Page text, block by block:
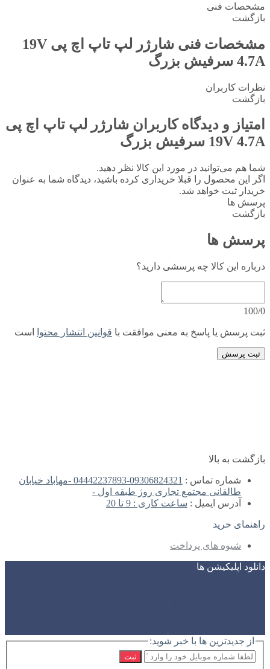
مشخصات فنی
بازگشت
مشخصات فنی
شارژر لپ تاپ اچ پی 19V
4.7A سرفیش بزرگ
نظرات کاربران
بازگشت
امتیاز و دیدگاه کاربران شارژر لپ تاپ اچ پی
19V 4.7A سرفیش بزرگ
شما هم می‌توانید در مورد این کالا نظر دهید.
اگر این محصول را قبلا خریداری کرده باشید، دیدگاه شما به عنوان
خریدار ثبت خواهد شد.
پرسش ها
بازگشت
پرسش ها
درباره این کالا چه پرسشی دارید؟
100/0
ثبت پرسش یا پاسخ به معنی موافقت با قوانین انتشار محتوا است
ثبت پرسش
بازگشت به بالا
شماره تماس :
09306824321-04442237893 -مهاباد خیابان
طالقانی مجتمع تجاری روژ طبقه اول -
آدرس ایمیل : ساعت کاری : 9 تا 20
راهنمای خرید
شیوه های پرداخت
دانلود اپلیکیشن ها
از جدیدترین ها با خبر شوید:
ثبت